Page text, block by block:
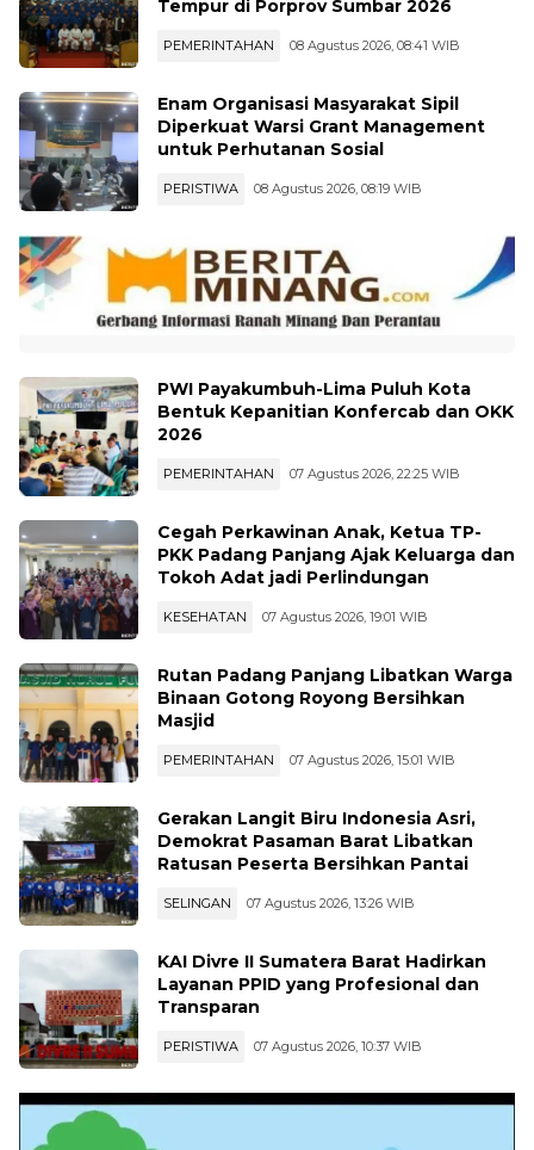
Pasang Target Tinggi! KONI Kota
Payakumbuh Siapkan 286 Atlet
Tempur di Porprov Sumbar 2026
PEMERINTAHAN 08 Agustus 2026, 08:41 WIB
Enam Organisasi Masyarakat Sipil
Diperkuat Warsi Grant Management
untuk Perhutanan Sosial
PWI Payakumbuh-Lima Puluh Kota
Bentuk Kepanitian Konfercab dan OKK
PEMERINTAHAN 07 Agustus 2026, 22:25 WIB
Cegah Perkawinan Anak, Ketua TP-
PKK Padang Panjang Ajak Keluarga dan
Tokoh Adat jadi Perlindungan
KESEHATAN 07 Agustus 2026, 19:01 WIB
Rutan Padang Panjang Libatkan Warga
Binaan Gotong Royong Bersihkan
PEMERINTAHAN 07 Agustus 2026, 15:01 WIB
Gerakan Langit Biru Indonesia Asri,
Demokrat Pasaman Barat Libatkan
Ratusan Peserta Bersihkan Pantai
SELINGAN 07 Agustus 2026, 13:26 WIB
KAI Divre II Sumatera Barat Hadirkan
Layanan PPID yang Profesional dan